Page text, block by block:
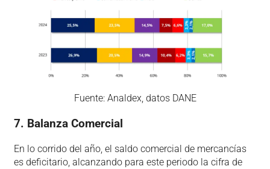
Fuente: Analdex, datos DANE
7. Balanza Comercial
En lo corrido del año, el saldo comercial de mercancías
es deficitario, alcanzando para este periodo la cifra de